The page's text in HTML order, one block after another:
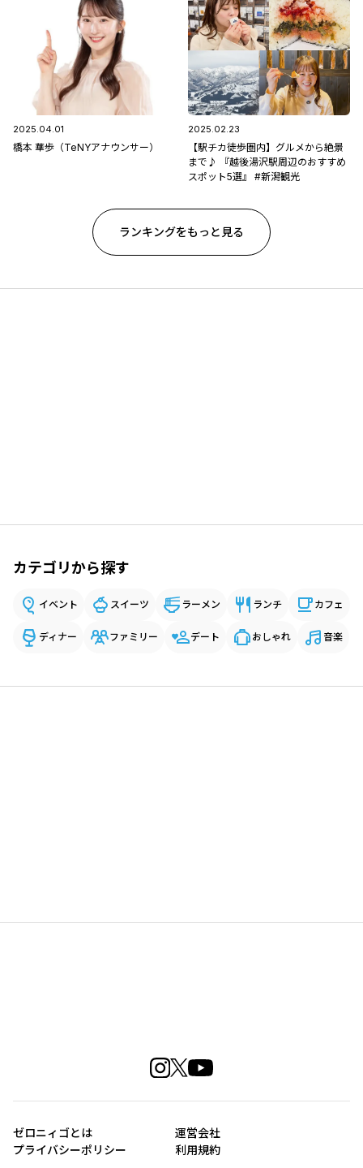
2025.04.01
橋本 華歩（TeNYアナウンサー）
2025.02.23
【駅チカ徒歩圏内】グルメから絶景
まで♪ 『越後湯沢駅周辺のおすすめ
スポット5選』 #新潟観光
ランキングをもっと見る
カテゴリから探す
イベント スイーツ ラーメン ランチ カフェ
ディナー ファミリー デート おしゃれ 音楽
ゼロニィゴとは
運営会社
プライバシーポリシー
利用規約